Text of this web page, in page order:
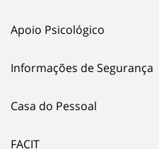
Apoio Psicológico
Informações de Segurança
Casa do Pessoal
FACIT